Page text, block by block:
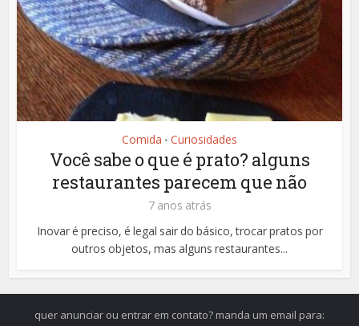
Comida • Curiosidades
Você sabe o que é prato? alguns
restaurantes parecem que não
7 anos atrás
Inovar é preciso, é legal sair do básico, trocar pratos por
outros objetos, mas alguns restaurantes...
quer anunciar ou entrar em contato? manda um email para: